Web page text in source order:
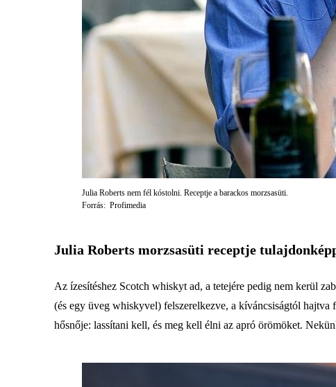
Julia Roberts nem fél kóstolni. Receptje a barackos morzsasüti.
Forrás: Profimedia
Julia Roberts morzsasüti receptje
Az ízesítéshez Scotch whiskyt ad, a tetejére pedig nem kerül
(és egy üveg whiskyvel) felszerelkezve, a kíváncsiságtól
hősnője: lassítani kell, és meg kell élni az apró örömöket.